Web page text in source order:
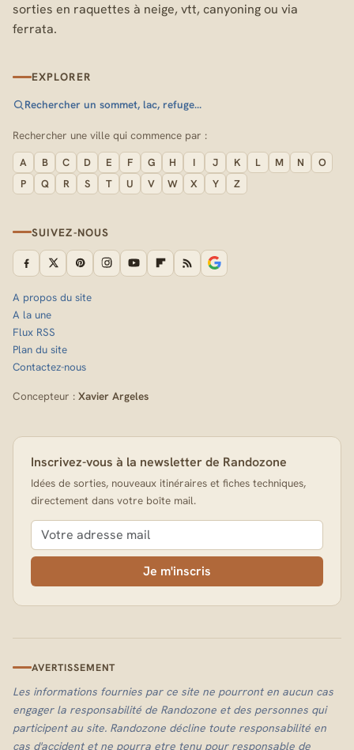
sorties en raquettes à neige, vtt, canyoning ou via
ferrata.
EXPLORER
Rechercher un sommet, lac, refuge…
Rechercher une ville qui commence par :
A B C D E F G H I J K L M N
O
P
Q R S T U V W X Y Z
SUIVEZ-NOUS
A propos du site
A la une
Flux RSS
Plan du site
Contactez-nous
Concepteur : Xavier Argeles
Inscrivez-vous à la newsletter de Randozone
Idées de sorties, nouveaux itinéraires et fiches techniques,
directement dans votre boîte mail.
Je m'inscris
AVERTISSEMENT
Les informations fournies par ce site ne pourront en aucun cas
engager la responsabilité de Randozone et des personnes qui
participent au site. Randozone décline toute responsabilité en
cas d'accident et ne pourra etre tenu pour responsable de